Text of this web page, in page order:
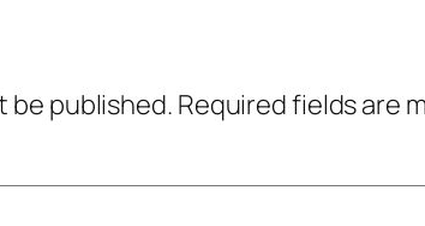
be published. Required fields are